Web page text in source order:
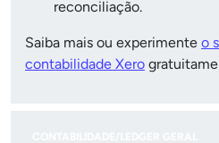
reconciliação.
Saiba mais ou experimente o
contabilidade Xero